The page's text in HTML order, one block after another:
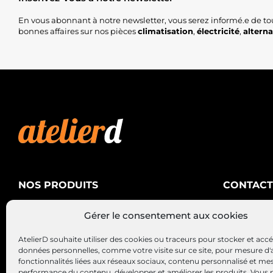
Gérer le consentement aux cookies
AtelierD souhaite utiliser des cookies ou traceurs pour stocker et
données personnelles, comme votre visite sur ce site, pour mesure
fonctionnalités liées aux réseaux sociaux, contenu personnalisé et
En vous abonnant à notre newsletter, vous serez informé.e de
bonnes affaires sur nos piècesclimatisation, électricité,
NOS PRODUITS
Alternateurs – Démarreurs
CONTACT
AtelierD
88200
03 29 22 34